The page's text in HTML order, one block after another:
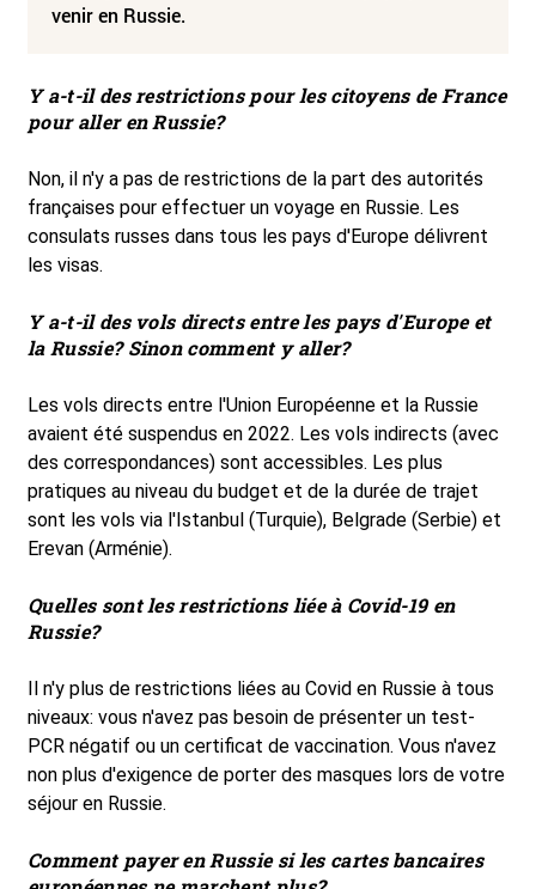
venir en Russie.
Y a-t-il des restrictions pour les citoyens de France
pour aller en Russie?
Non, il n'y a pas de restrictions de la part des autorités
françaises pour effectuer un voyage en Russie. Les
consulats russes dans tous les pays d'Europe délivrent
les visas.
Y a-t-il des vols directs entre les pays d'Europe et
la Russie? Sinon comment y aller?
Les vols directs entre l'Union Européenne et la Russie
avaient été suspendus en 2022. Les vols indirects (avec
des correspondances) sont accessibles. Les plus
pratiques au niveau du budget et de la durée de trajet
sont les vols via l'Istanbul (Turquie), Belgrade (Serbie) et
Erevan (Arménie).
Quelles sont les restrictions liée à Covid-19 en
Russie?
Il n'y plus de restrictions liées au Covid en Russie à tous
niveaux: vous n'avez pas besoin de présenter un test-
PCR négatif ou un certificat de vaccination. Vous n'avez
non plus d'exigence de porter des masques lors de votre
séjour en Russie.
Comment payer en Russie si les cartes bancaires